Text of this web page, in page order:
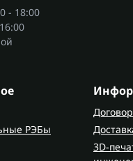
демонстрировать
совместную
времени;
случаях
может
информации или
- 18:00
РЭБы
3D-